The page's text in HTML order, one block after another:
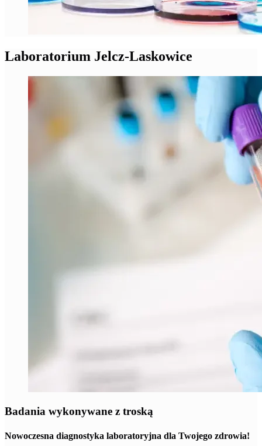
Laboratorium Jelcz-Laskowice
Badania wykonywane z troską
Nowoczesna diagnostyka laboratoryjna dla Twojego zdrowia!